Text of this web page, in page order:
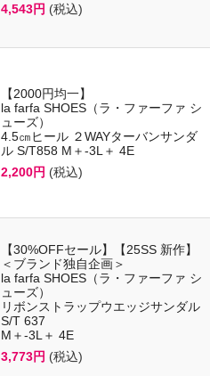
4,543円 (税込)
【2000円均一】
la farfa SHOES（ラ・ファーファ シ
ューズ）
4.5㎝ヒール ２WAYターバンサンダ
ル S/T858 M＋-3L＋ 4E
2,200円 (税込)
【30%OFFセール】【25SS 新作】
＜ブランド独自企画＞
la farfa SHOES（ラ・ファーファ シ
ューズ）
リボンストラップウエッジサンダル
S/T 637
M＋-3L＋ 4E
3,773円 (税込)